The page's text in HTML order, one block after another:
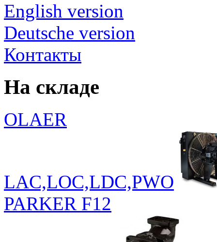
English version
Deutsche version
Контакты
На складе
OLAER
LAC,LOC,LDC,PWO
PARKER F12